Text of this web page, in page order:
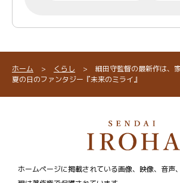
ホーム > くらし >
細田守監督の最新作は、
夏の日のファンタジー『未来のミライ』
ホームページに掲載されている画像、映像、音声